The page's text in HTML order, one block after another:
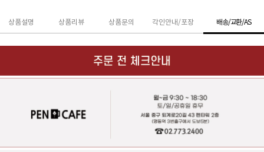
상품설명 상품리뷰 상품문의 각인안내/포장 배송/교환/AS